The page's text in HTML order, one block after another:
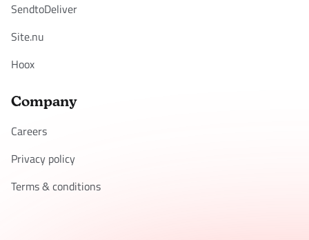
SendtoDeliver
Site.nu
Hoox
Company
Careers
Privacy policy
Terms & conditions